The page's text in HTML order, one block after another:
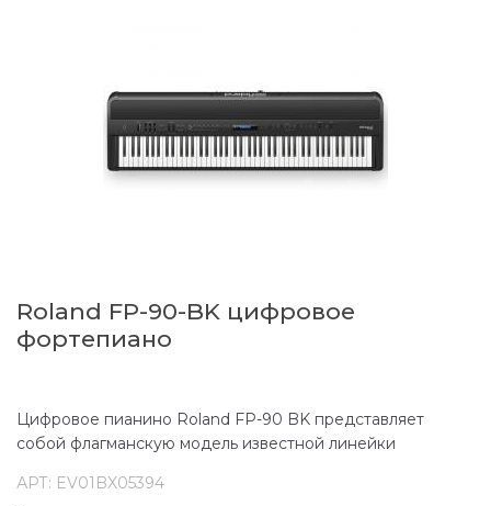
Roland FP-90-BK цифровое
фортепиано
Цифровое пианино Roland FP-90 BK представляет
собой флагманскую модель известной линейки
АРТ: EV01BX05394